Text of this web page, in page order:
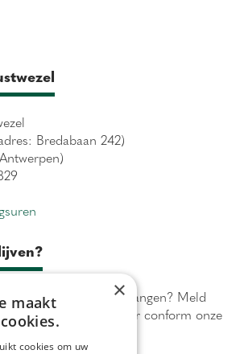
Bredabaan 242)
week onze acties ontvangen? Meld
jouw gegevens secuur conform onze
×
maakt
cookies om uw